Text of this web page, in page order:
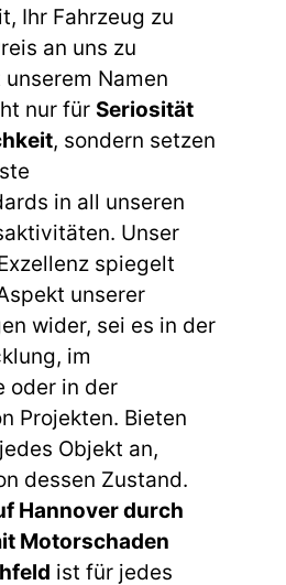
Ihr Fahrzeug zu
an uns zu
Namen
nur für Seriosität
, sondern setzen
in all unseren
Unser
spiegelt
unserer
wider, sei es in der
im
oder in der
Projekten. Bieten
Objekt an,
dessen Zustand.
Hannover durch
Motorschaden
ist für jedes